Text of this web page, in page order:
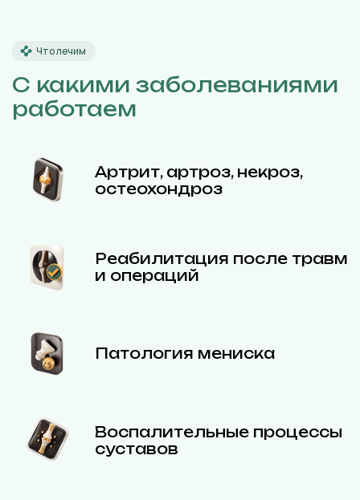
Что лечим
С какими заболеваниями
работаем
Артрит, артроз, некроз,
остеохондроз
Реабилитация после травм
и операций
Патология мениска
Воспалительные процессы
суставов